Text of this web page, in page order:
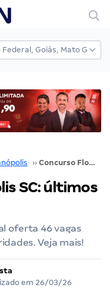
›› Concurso Florianópolis SC: últimos dias de inscrições!
SC: últimos
oferta 46 vagas
Veja mais!
em 26/03/26